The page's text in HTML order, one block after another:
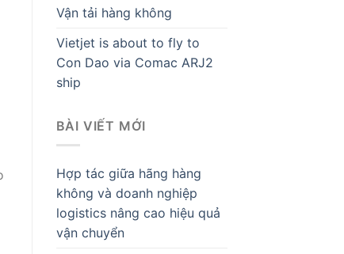
Vận tải hàng không
Vietjet is about to fly to
Con Dao via Comac ARJ2
ship
BÀI VIẾT MỚI
Hợp tác giữa hãng hàng
không và doanh nghiệp
logistics nâng cao hiệu quả
vận chuyển